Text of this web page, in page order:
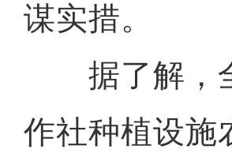
谋实措。
据了解，全
作社种植设施